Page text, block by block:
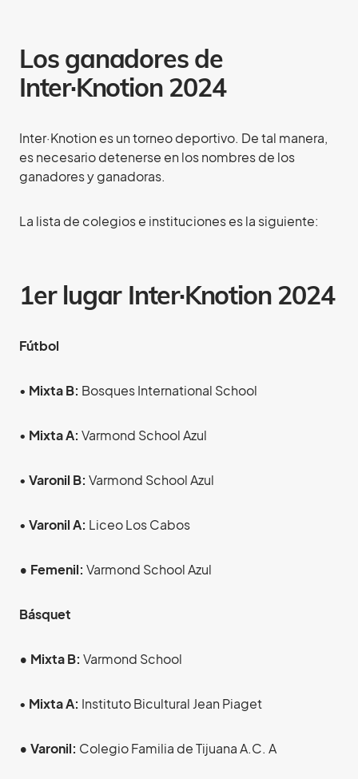
Los ganadores de
Inter·Knotion 2024
Inter·Knotion es un torneo deportivo. De tal manera,
es necesario detenerse en los nombres de los
ganadores y ganadoras.
La lista de colegios e instituciones es la siguiente:
1er lugarInter·Knotion 2024
Fútbol
• Mixta B: Bosques International School
• Mixta A: Varmond School Azul
• Varonil B: Varmond School Azul
• Varonil A: Liceo Los Cabos
• Femenil: Varmond School Azul
Básquet
• Mixta B: Varmond School
• Mixta A: Instituto Bicultural Jean Piaget
• Varonil: Colegio Familia de Tijuana A.C. A